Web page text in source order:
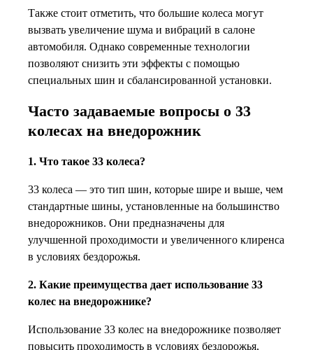
Также стоит отметить, что большие колеса могут
вызвать увеличение шума и вибраций в салоне
автомобиля. Однако современные технологии
позволяют снизить эти эффекты с помощью
специальных шин и сбалансированной установки.
Часто задаваемые вопросы о 33
колесах на внедорожник
1. Что такое 33 колеса?
33 колеса — это тип шин, которые шире и выше, чем
стандартные шины, установленные на большинство
внедорожников. Они предназначены для
улучшенной проходимости и увеличенного клиренса
в условиях бездорожья.
2. Какие преимущества дает использование 33
колес на внедорожнике?
Использование 33 колес на внедорожнике позволяет
повысить проходимость в условиях бездорожья,